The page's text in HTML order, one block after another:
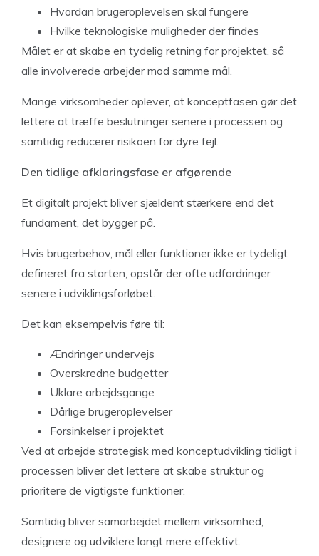
Hvordan brugeroplevelsen skal fungere
Hvilke teknologiske muligheder der findes
Målet er at skabe en tydelig retning for projektet, så
alle involverede arbejder mod samme mål.
Mange virksomheder oplever, at konceptfasen gør det
lettere at træffe beslutninger senere i processen og
samtidig reducerer risikoen for dyre fejl.
Den tidlige afklaringsfase er afgørende
Et digitalt projekt bliver sjældent stærkere end det
fundament, det bygger på.
Hvis brugerbehov, mål eller funktioner ikke er tydeligt
defineret fra starten, opstår der ofte udfordringer
senere i udviklingsforløbet.
Det kan eksempelvis føre til:
Ændringer undervejs
Overskredne budgetter
Uklare arbejdsgange
Dårlige brugeroplevelser
Forsinkelser i projektet
Ved at arbejde strategisk med konceptudvikling tidligt i
processen bliver det lettere at skabe struktur og
prioritere de vigtigste funktioner.
Samtidig bliver samarbejdet mellem virksomhed,
designere og udviklere langt mere effektivt.